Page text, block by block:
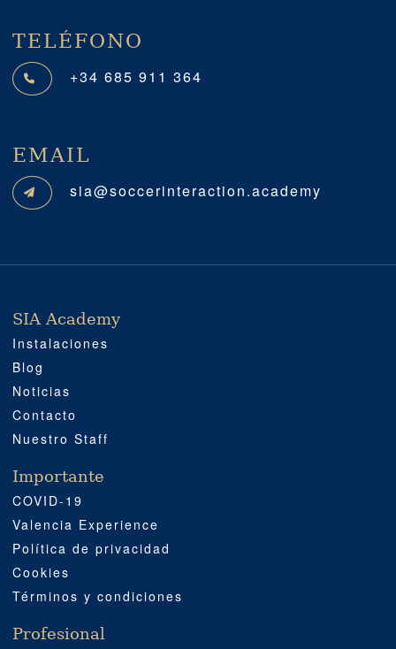
TELÉFONO
+34 685 911 364
EMAIL
sia@soccerinteraction.academy
SIA ACADEMY
IMPORTANTE
PROFESIONAL
SOCIAL MEDIA
UBICACIÓN
SIA Academy
Instalaciones
Blog
Noticias
Contacto
Nuestro Staff
Importante
COVID-19
Valencia Experience
Política de privacidad
Cookies
Términos y condiciones
Profesional